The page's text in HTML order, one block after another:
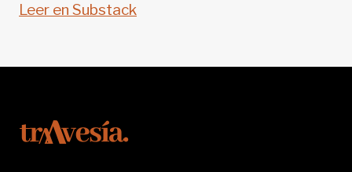
Leer en Substack